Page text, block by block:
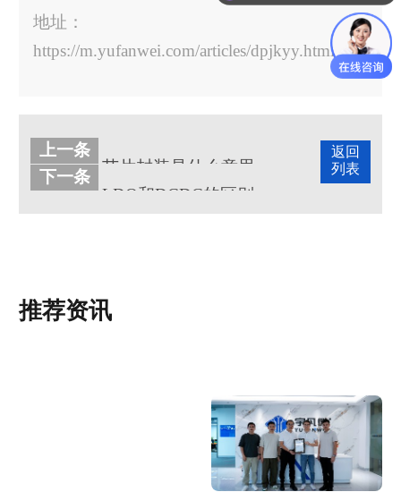
地址：
https://m.yufanwei.com/articles/dpjkyy.html
返回
列表
上一条
下一条
推荐资讯